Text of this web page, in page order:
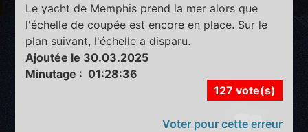
Le yacht de Memphis prend la mer alors que
l'échelle de coupée est encore en place. Sur le
plan suivant, l'échelle a disparu.
Ajoutée le 30.03.2025
Minutage : 01:28:36
127 vote(s)
Voter pour cette erreur